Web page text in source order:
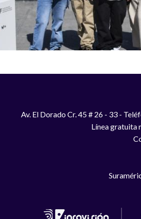
Av. El Dorado Cr. 45 # 26 - 33 -
Línea gratuita